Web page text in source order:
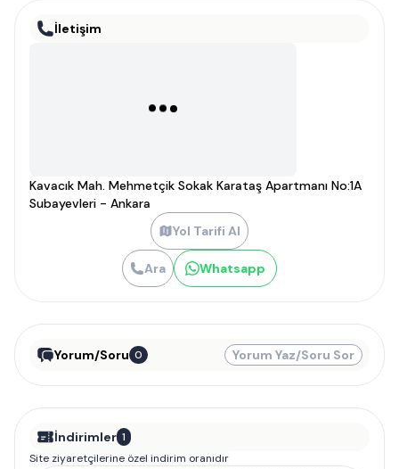
İletişim
Kavacık Mah. Mehmetçik Sokak Karataş Apartmanı No:1A
Subayevleri - Ankara
Yol Tarifi Al
Ara Whatsapp
Yorum/Soru 0 Yorum Yaz/Soru Sor
İndirimler 1
Site ziyaretçilerine özel indirim oranıdır